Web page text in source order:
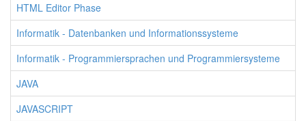
HTML Editor Phase
Informatik - Datenbanken und Informationssysteme
Informatik - Programmiersprachen und Programmiersysteme
JAVA
JAVASCRIPT